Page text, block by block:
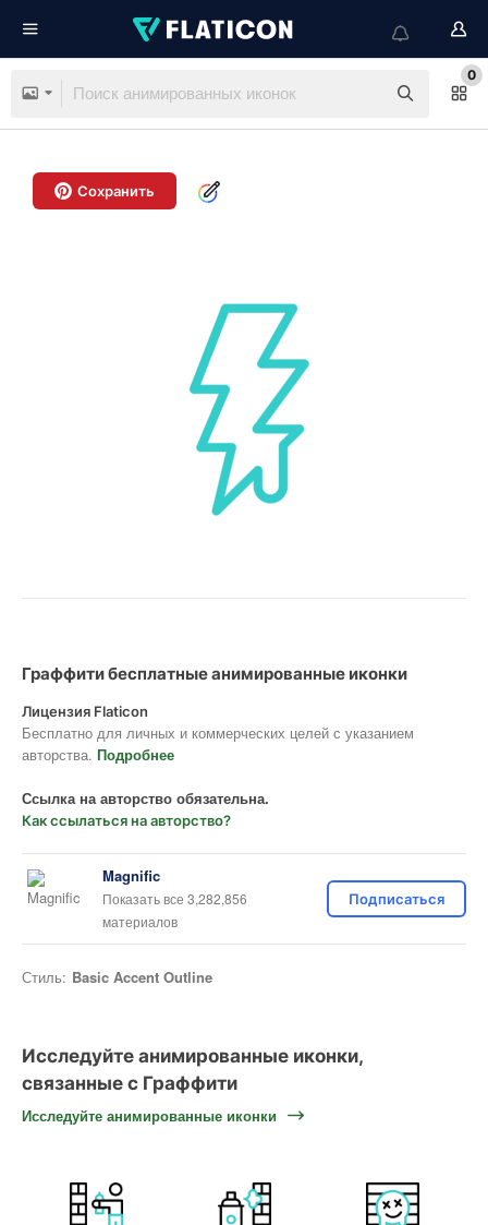
0
Сохранить
Граффити бесплатные анимированные иконки
Лицензия Flaticon
Бесплатно для личных и коммерческих целей с указанием
авторства. Подробнее
Ссылка на авторство обязательна.
Как ссылаться на авторство?
Magnific
Показать все 3,282,856
материалов
Подписаться
Стиль: Basic Accent Outline
Исследуйте анимированные иконки,
связанные с Граффити
Исследуйте анимированные иконки